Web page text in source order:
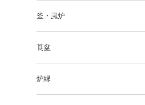
釜・風炉
莨盆
炉縁